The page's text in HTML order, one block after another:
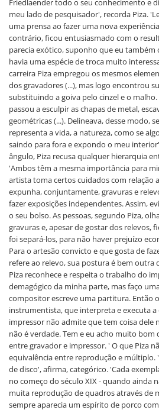
Friedlaender todo o seu conhecimento e
meu lado de pesquisador', recorda Piza.
uma prensa ao fazer uma nova
contrário, ficou entusiasmado com o
parecia exótico, suponho que eu também
havia uma espécie de troca muito
carreira Piza empregou os mesmos
dos gravadores (...), mas logo encontrou
substituindo a goiva pelo cinzel e o malho.
passou a esculpir as chapas de metal,
geométricas (...). Delineava, desse modo,
representa a vida, a natureza, como se
saindo para fora e expondo o meu
ângulo, Piza recusa qualquer hierarquia
'Ambos têm a mesma importância para
artista toma certos cuidados com relação
expunha, conjuntamente, gravuras e
fazer exposições independentes. Assim,
o seu bolso. As pessoas, segundo Piza,
gravuras e, apesar de gostar dos relevos,
foi separá-los, para não haver prejuízo
Para o artesão convicto e que gosta de
refere ao relevo, sua postura é bem outra
Piza reconhece e respeita o trabalho do
demagógico da minha parte, mas faço
compositor escreve uma partitura. Então
instrumentista, que interpreta e executa a
impressor não admite que tem coisa dele
não é verdade. Tem e eu acho muito bom
entre gravador e impressor. ' O que Piza
equivalência entre reprodução e múltiplo.
de disco', afirma, categórico. 'Cada
no começo do século XIX - quando ainda
muita reprodução de quadros através de
sempre aparecia um espírito de porco